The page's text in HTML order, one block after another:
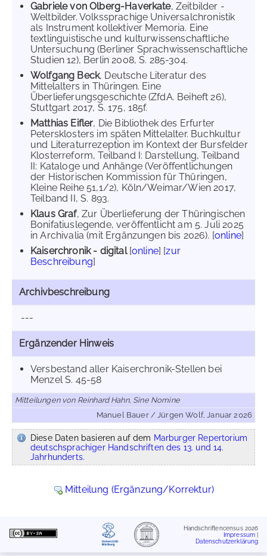
Gabriele von Olberg-Haverkate, Zeitbilder -
Weltbilder. Volkssprachige Universalchronistik
als Instrument kollektiver Memoria. Eine
textlinguistische und kulturwissenschaftliche
Untersuchung (Berliner Sprachwissenschaftliche
Studien 12), Berlin 2008, S. 285-304.
Wolfgang Beck, Deutsche Literatur des
Mittelalters in Thüringen. Eine
Überlieferungsgeschichte (ZfdA. Beiheft 26),
Stuttgart 2017, S. 175, 185f.
Matthias Eifler, Die Bibliothek des Erfurter
Petersklosters im späten Mittelalter. Buchkultur
und Literaturrezeption im Kontext der Bursfelder
Klosterreform, Teilband I: Darstellung, Teilband
II: Kataloge und Anhänge (Veröffentlichungen
der Historischen Kommission für Thüringen,
Kleine Reihe 51,1/2), Köln/Weimar/Wien 2017,
Teilband II, S. 893.
Klaus Graf, Zur Überlieferung der Thüringischen
Bonifatiuslegende, veröffentlicht am 5. Juli 2025
in Archivalia (mit Ergänzungen bis 2026). [online]
Kaiserchronik - digital[online] [zur
Beschreibung]
Archivbeschreibung
---
Ergänzender Hinweis
Versbestand aller Kaiserchronik-Stellen bei
Menzel S. 45-58
Mitteilungen von Reinhard Hahn, Sine Nomine
Manuel Bauer / Jürgen Wolf, Januar 2026
Diese Daten basieren auf dem Marburger Repertorium
deutschsprachiger Handschriften des 13. und 14.
Jahrhunderts.
Mitteilung (Ergänzung/Korrektur)
Handschriftencensus 2026
Impressum
Datenschutzerklärung